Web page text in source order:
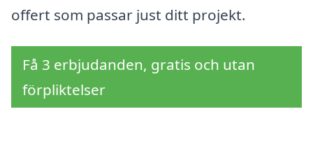
offert som passar just ditt projekt.
Få 3 erbjudanden, gratis och utan
förpliktelser